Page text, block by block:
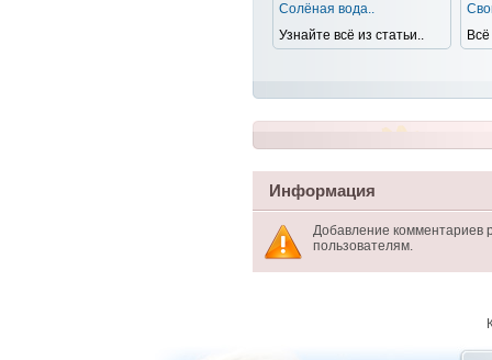
Солёная вода..
Узнайте всё из статьи..
Информация
Добавление комментариев
пользователям.